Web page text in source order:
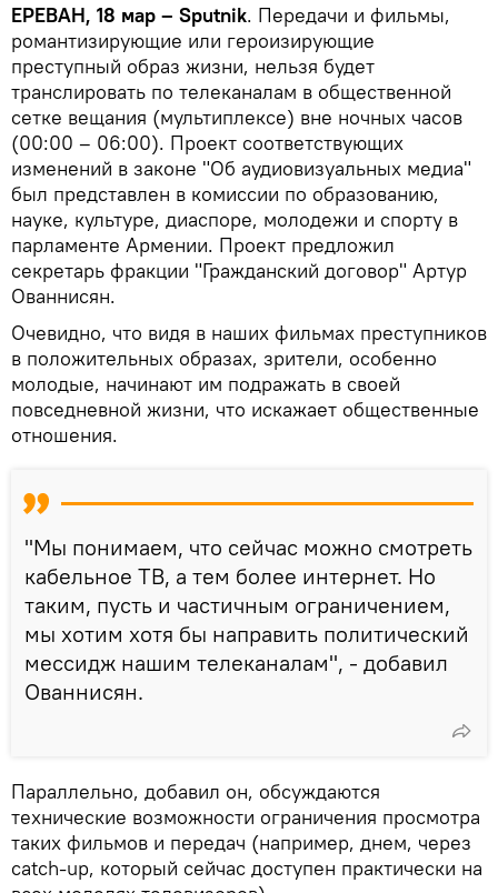
ЕРЕВАН, 18 мар – Sputnik. Передачи и фильмы,
романтизирующие или героизирующие
преступный образ жизни, нельзя будет
транслировать по телеканалам в общественной
сетке вещания (мультиплексе) вне ночных часов
(00:00 – 06:00). Проект соответствующих
изменений в законе "Об аудиовизуальных медиа"
был представлен в комиссии по образованию,
науке, культуре, диаспоре, молодежи и спорту в
парламенте Армении. Проект предложил
секретарь фракции "Гражданский договор" Артур
Ованнисян.
Очевидно, что видя в наших фильмах преступников
в положительных образах, зрители, особенно
молодые, начинают им подражать в своей
повседневной жизни, что искажает общественные
отношения.
"Мы понимаем, что сейчас можно смотреть
кабельное ТВ, а тем более интернет. Но
таким, пусть и частичным ограничением,
мы хотим хотя бы направить политический
мессидж нашим телеканалам", - добавил
Ованнисян.
Параллельно, добавил он, обсуждаются
технические возможности ограничения просмотра
таких фильмов и передач (например, днем, через
catch-up, который сейчас доступен практически на